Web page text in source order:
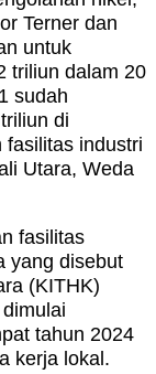
Terner dan
untuk
triliun dalam 20
sudah
di
fasilitas industri
Utara, Weda
fasilitas
yang disebut
(KITHK)
tahun 2024
kerja lokal.